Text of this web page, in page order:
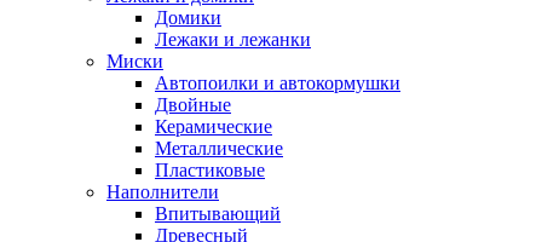
Домики
Лежаки и лежанки
Миски
Автопоилки и автокормушки
Двойные
Керамические
Металлические
Пластиковые
Наполнители
Впитывающий
Древесный